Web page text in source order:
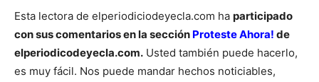
Esta lectora de elperiodiciodeyecla.com ha participado
con sus comentarios en la sección Proteste Ahora! de
elperiodicodeyecla.com. Usted también puede hacerlo,
es muy fácil. Nos puede mandar hechos noticiables,